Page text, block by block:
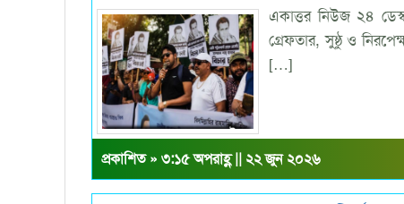
একাত্তর নিউজ ২৪
গ্রেফতার, সুষ্ঠু ও
[…]
প্রকাশিত » ৩:১৫ অপরাহ্ণ || ২২ জুন ২০২৬